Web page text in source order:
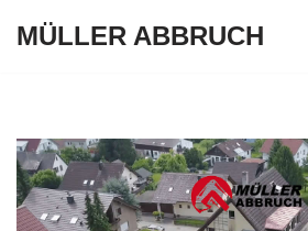
MÜLLER ABBRUCH